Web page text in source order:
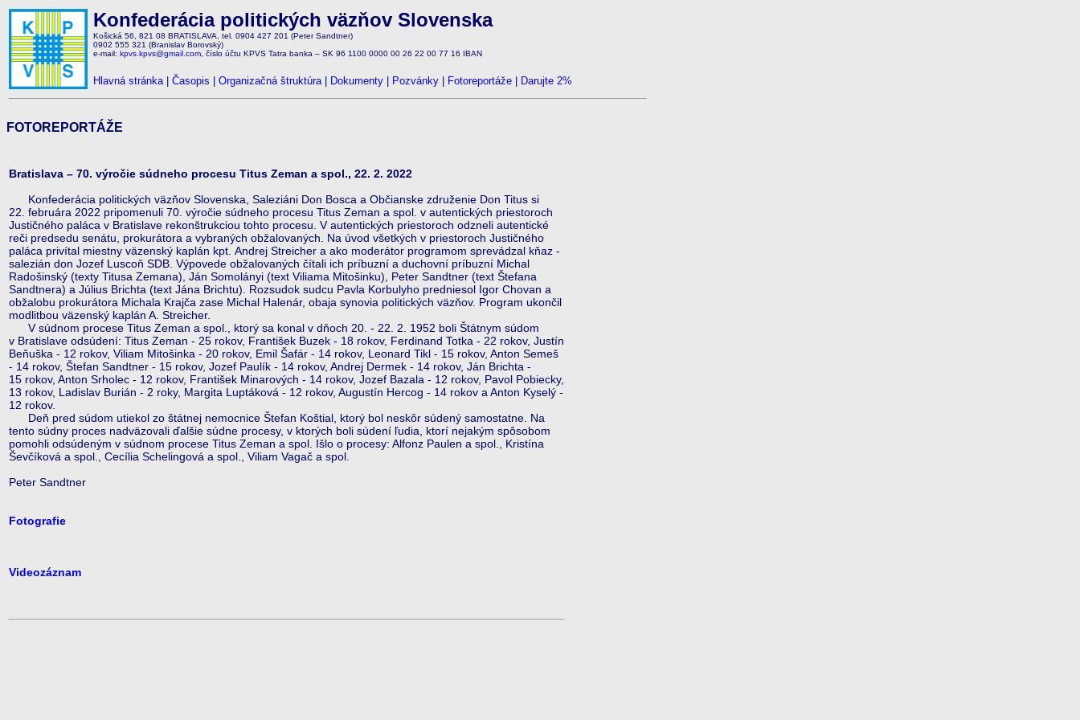
Konfederácia politických väzňov Slovenska
Košická 56, 821 08 BRATISLAVA, tel. 0904 427 201 (Peter Sandtner)
0902 555 321 (Branislav Borovský)
e-mail: kpvs.kpvs@gmail.com , číslo účtu KPVS Tatra banka – SK 96 1100 0000 00 26 22 00 77 16 IBAN
Hlavná stránka| Časopis Organizačná štruktúra| Dokumenty Pozvánky Fotoreportáže Darujte 2%
FOTOREPORTÁŽE
Bratislava – 70. výročie súdneho procesu Titus Zeman a spol., 22. 2. 2022
Konfederácia politických väzňov Slovenska, Saleziáni Don Bosca a Občianske združenie Don Titus si
22. februára 2022 pripomenuli 70. výročie súdneho procesu Titus Zeman a spol. v autentických priestoroch
Justičného paláca v Bratislave rekonštrukciou tohto procesu. V autentických priestoroch odzneli autentické
reči predsedu senátu, prokurátora a vybraných obžalovaných. Na úvod všetkých v priestoroch Justičného
paláca privítal miestny väzenský kaplán kpt. Andrej Streicher a ako moderátor programom sprevádzal kňaz -
salezián don Jozef Luscoň SDB. Výpovede obžalovaných čítali ich príbuzní a duchovní príbuzní Michal
Radošinský (texty Titusa Zemana), Ján Somolányi (text Viliama Mitošinku), Peter Sandtner (text Štefana
Sandtnera) a Július Brichta (text Jána Brichtu). Rozsudok sudcu Pavla Korbulyho predniesol Igor Chovan a
obžalobu prokurátora Michala Krajča zase Michal Halenár, obaja synovia politických väzňov. Program ukončil
modlitbou väzenský kaplán A. Streicher.
V súdnom procese Titus Zeman a spol., ktorý sa konal v dňoch 20. - 22. 2. 1952 boli Štátnym súdom
v Bratislave odsúdení: Titus Zeman - 25 rokov, František Buzek - 18 rokov, Ferdinand Totka - 22 rokov, Justín
Beňuška - 12 rokov, Viliam Mitošinka - 20 rokov, Emil Šafár - 14 rokov, Leonard Tikl - 15 rokov, Anton Semeš
- 14 rokov, Štefan Sandtner - 15 rokov, Jozef Paulík - 14 rokov, Andrej Dermek - 14 rokov, Ján Brichta -
15 rokov, Anton Srholec - 12 rokov, František Minarových - 14 rokov, Jozef Bazala - 12 rokov, Pavol Pobiecky,
13 rokov, Ladislav Burián - 2 roky, Margita Luptáková - 12 rokov, Augustín Hercog - 14 rokov a Anton Kyselý -
12 rokov.
Deň pred súdom utiekol zo štátnej nemocnice Štefan Koštial, ktorý bol neskôr súdený samostatne. Na
tento súdny proces nadväzovali ďalšie súdne procesy, v ktorých boli súdení ľudia, ktorí nejakým spôsobom
pomohli odsúdeným v súdnom procese Titus Zeman a spol. Išlo o procesy: Alfonz Paulen a spol., Kristína
Ševčíková a spol., Cecília Schelingová a spol., Viliam Vagač a spol.
Peter Sandtner
Fotografie
Videozáznam